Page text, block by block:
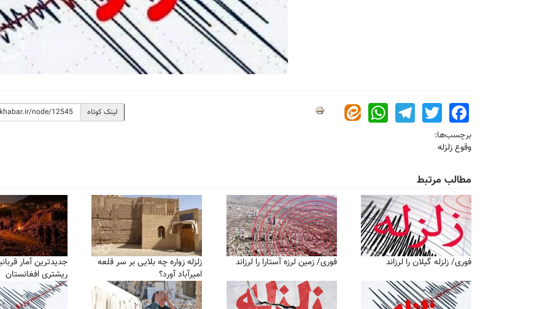
لینک کوتاه Facebook
Twitter
Telegram
WhatsApp
برچسب‌ها:
وقوع زلزله
مطالب مرتبط
فوری/ زلزله گیلان را لرزاند فوری/ زمین لرزه آستارا را لرزاند
زلزله زواره چه بلایی بر سر قلعه
امیرآباد آورد؟
ریشتری افغانستان